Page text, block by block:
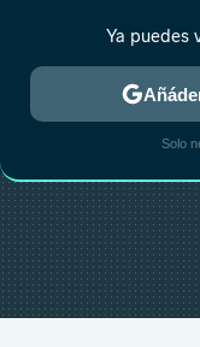
ESTRENOS
Ya puedes
Solo